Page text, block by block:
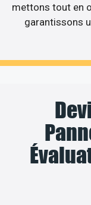
mettons tout en
garantissons